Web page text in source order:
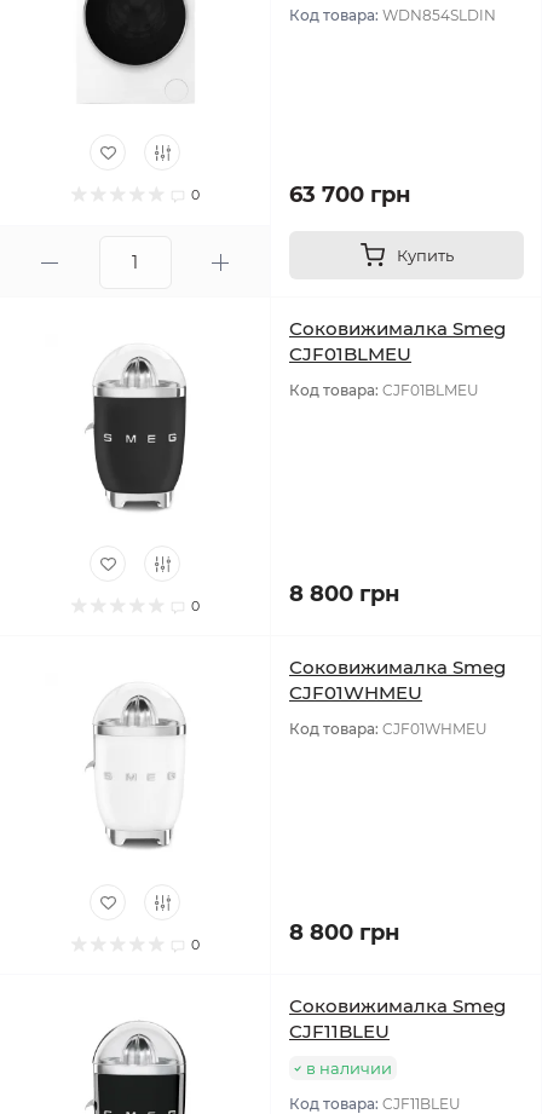
0
Код товара: WDN854SLDIN
63 700 грн
Купить
0
Соковижималка Smeg
CJF01BLMEU
Код товара: CJF01BLMEU
8 800 грн
0
Соковижималка Smeg
CJF01WHMEU
Код товара: CJF01WHMEU
8 800 грн
Соковижималка Smeg
CJF11BLEU
в наличии
Код товара: CJF11BLEU